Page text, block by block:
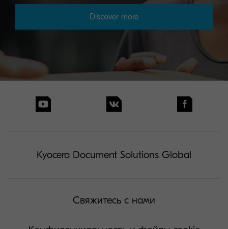
Discover more
Kyocera Document Solutions Global
Свяжитесь с нами